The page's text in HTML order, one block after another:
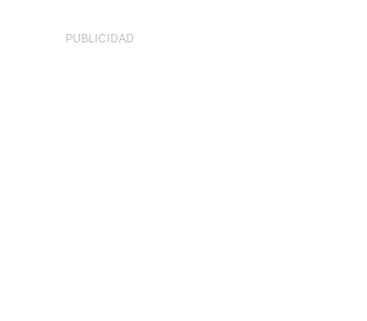
PUBLICIDAD